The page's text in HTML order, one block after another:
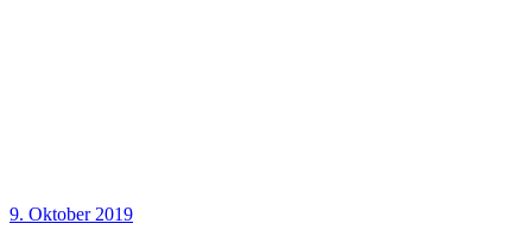
9. Oktober 2019